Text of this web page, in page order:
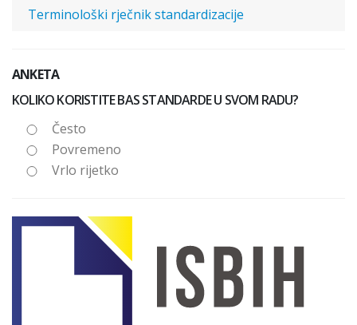
Terminološki rječnik standardizacije
ANKETA
KOLIKO KORISTITE BAS STANDARDE U SVOM RADU?
Često
Povremeno
Vrlo rijetko